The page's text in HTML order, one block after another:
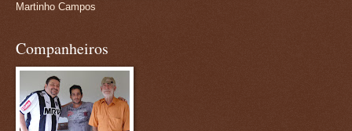
Martinho Campos
Companheiros